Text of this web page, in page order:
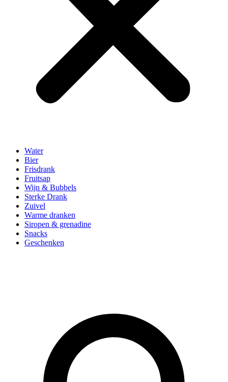
Water
Bier
Frisdrank
Fruitsap
Wijn & Bubbels
Sterke Drank
Zuivel
Warme dranken
Siropen & grenadine
Snacks
Geschenken